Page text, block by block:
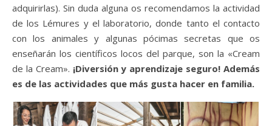
adquirirlas). Sin duda alguna os recomendamos la actividad
de los Lémures y el laboratorio, donde tanto el contacto
con los animales y algunas pócimas secretas que os
enseñarán los científicos locos del parque, son la «Cream
de la Cream». ¡Diversión y aprendizaje seguro! Además
es de las actividades que más gusta hacer en familia.